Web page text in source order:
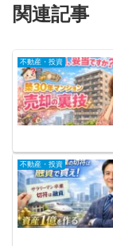
関連記事
不動産・投資
不動産・投資